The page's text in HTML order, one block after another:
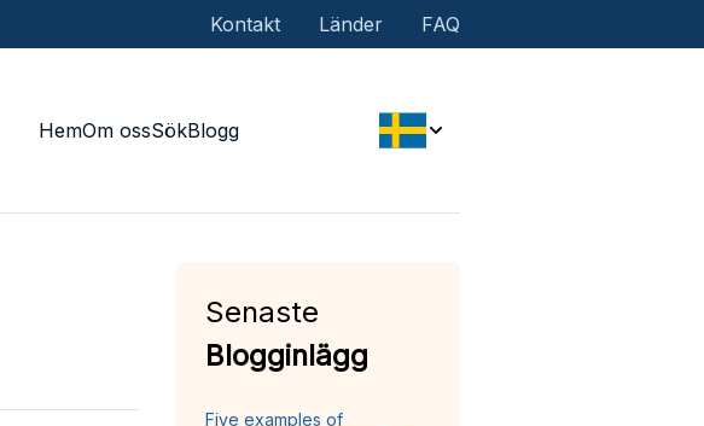
Kontakt Länder FAQ
HemOm ossSökBlogg
Senaste
Blogginlägg
Five examples of